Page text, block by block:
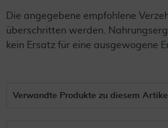
Die angegebene empfohlene
überschritten werden.
kein Ersatz für eine ausgewogene
Verwandte Produkte zu diesem Artikel